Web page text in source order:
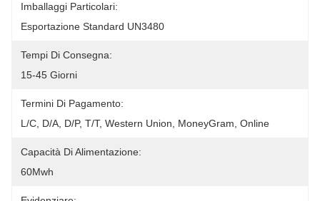
Imballaggi Particolari:
Esportazione Standard UN3480
Tempi Di Consegna:
15-45 Giorni
Termini Di Pagamento:
L/C, D/A, D/P, T/T, Western Union, MoneyGram, Online
Capacità Di Alimentazione:
60Mwh